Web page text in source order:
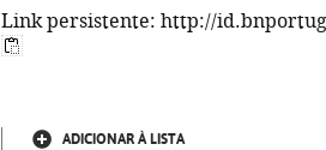
Link persistente: http://
ADICIONAR À LISTA